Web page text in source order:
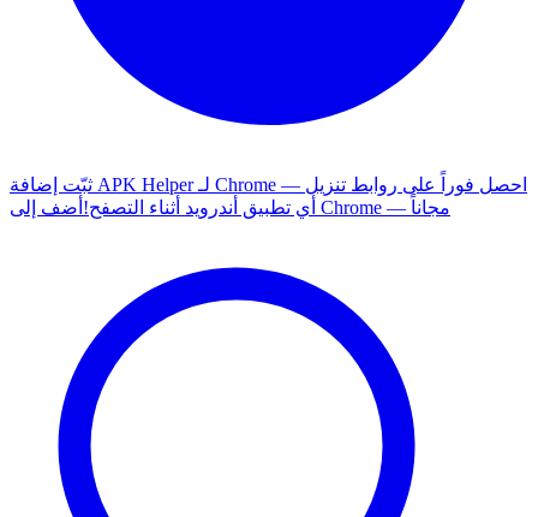
ثبّت إضافة APK Helper لـ Chrome — احصل فوراً على روابط تنزيل
أي تطبيق أندرويد أثناء التصفح!
أضف إلى Chrome — مجاناً